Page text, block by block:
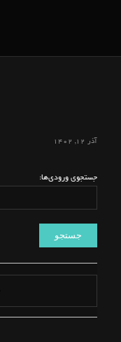
آذر ۱۲, ۱۴۰۲
جستجوی ورودی‌ها: